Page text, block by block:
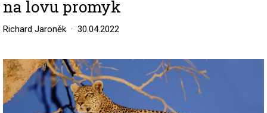
na lovu promyk
Richard Jaroněk 30.04.2022
Image